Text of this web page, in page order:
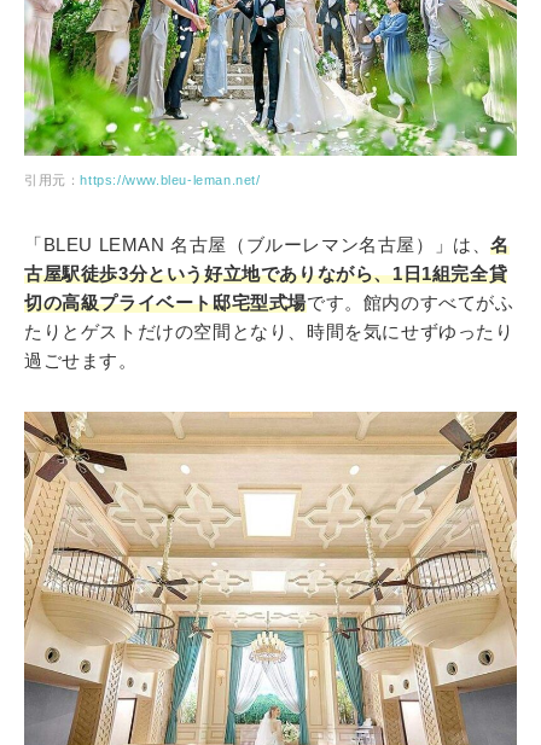
引用元：https://www.bleu-leman.net/
「BLEU LEMAN 名古屋（ブルーレマン名古屋）」は、名
古屋駅徒歩3分という好立地でありながら、1日1組完全貸
切の高級プライベート邸宅型式場です。館内のすべてがふ
たりとゲストだけの空間となり、時間を気にせずゆったり
過ごせます。